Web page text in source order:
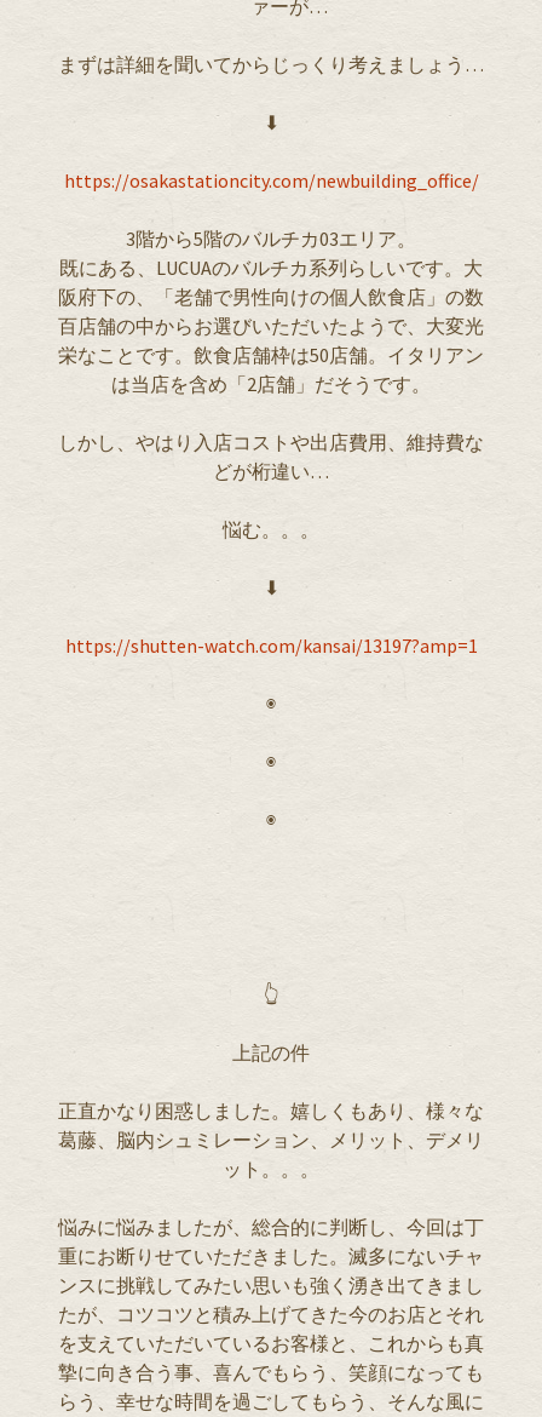
ァーが…
まずは詳細を聞いてからじっくり考えましょう…
⬇︎
https://osakastationcity.com/newbuilding_office/
3階から5階のバルチカ03エリア。
既にある、LUCUAのバルチカ系列らしいです。大
阪府下の、「老舗で男性向けの個人飲食店」の数
百店舗の中からお選びいただいたようで、大変光
栄なことです。飲食店舗枠は50店舗。イタリアン
は当店を含め「2店舗」だそうです。
しかし、やはり入店コストや出店費用、維持費な
どが桁違い…
悩む。。。
⬇︎
https://shutten-watch.com/kansai/13197?amp=1
◉
◉
◉
👆
上記の件
正直かなり困惑しました。嬉しくもあり、様々な
葛藤、脳内シュミレーション、メリット、デメリ
ット。。。
悩みに悩みましたが、総合的に判断し、今回は丁
重にお断りせていただきました。滅多にないチャ
ンスに挑戦してみたい思いも強く湧き出てきまし
たが、コツコツと積み上げてきた今のお店とそれ
を支えていただいているお客様と、これからも真
摯に向き合う事、喜んでもらう、笑顔になっても
らう、幸せな時間を過ごしてもらう、そんな風に